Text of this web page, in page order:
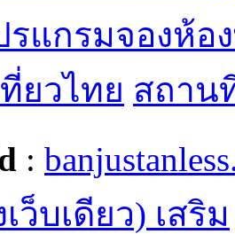
รแกรมจองห้อ
ยวไทย สถาน
:
ว็บเดียว) เสริม